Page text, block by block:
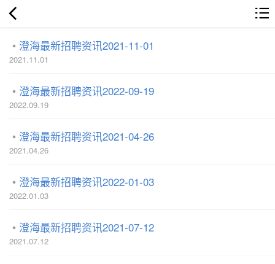
澄海最新招聘资讯2021-11-01
2021.11.01
澄海最新招聘资讯2022-09-19
2022.09.19
澄海最新招聘资讯2021-04-26
2021.04.26
澄海最新招聘资讯2022-01-03
2022.01.03
澄海最新招聘资讯2021-07-12
2021.07.12